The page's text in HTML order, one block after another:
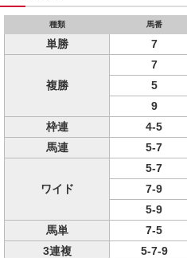
種類 馬番
単勝 7
複勝
7
5
9
枠連
4-5
馬連
5-7
ワイド
5-7
7-9
5-9
馬単
7-5
3連複
5-7-9